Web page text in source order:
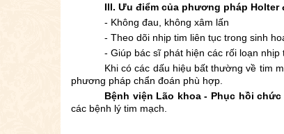
III. Ưu điểm của phương pháp Holter
- Không đau, không xâm lấn
- Theo dõi nhịp tim liên tục trong sinh
- Giúp bác sĩ phát hiện các rối loạn
Khi có các dấu hiệu bất thường về tim
phương pháp chẩn đoán phù hợp.
Bệnh viện Lão khoa - Phục hồi chức
các bệnh lý tim mạch.